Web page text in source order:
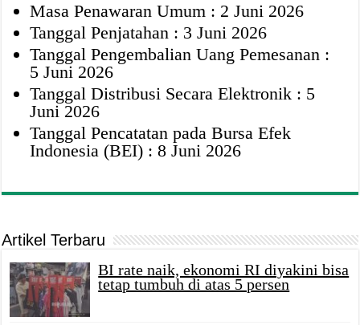
Masa Penawaran Umum : 2 Juni 2026
Tanggal Penjatahan : 3 Juni 2026
Tanggal Pengembalian Uang Pemesanan :
5 Juni 2026
Tanggal Distribusi Secara Elektronik : 5
Juni 2026
Tanggal Pencatatan pada Bursa Efek
Indonesia (BEI) : 8 Juni 2026
Artikel Terbaru
BI rate naik, ekonomi RI diyakini bisa
tetap tumbuh di atas 5 persen